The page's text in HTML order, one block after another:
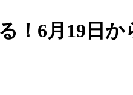
！6月19日